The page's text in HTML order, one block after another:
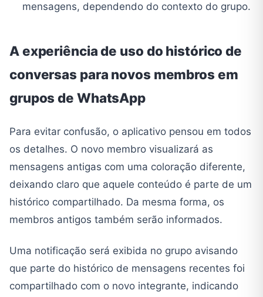
mensagens, dependendo do contexto do grupo.
A experiência de uso do histórico de
conversas para novos membros em
grupos de WhatsApp
Para evitar confusão, o aplicativo pensou em todos
os detalhes. O novo membro visualizará as
mensagens antigas com uma coloração diferente,
deixando claro que aquele conteúdo é parte de um
histórico compartilhado. Da mesma forma, os
membros antigos também serão informados.
Uma notificação será exibida no grupo avisando
que parte do histórico de mensagens recentes foi
compartilhado com o novo integrante, indicando